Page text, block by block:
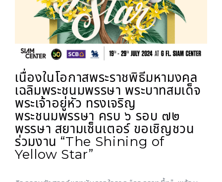
เนื่องในโอกาสพระราชพิธีมหามงคล
เฉลิมพระชนมพรรษา พระบาทสมเด็จ
พระเจ้าอยู่หัว ทรงเจริญ
พระชนมพรรษา ครบ ๖ รอบ ๗๒
พรรษา สยามเซ็นเตอร์ ขอเชิญชวน
ร่วมงาน “The Shining of
Yellow Star”